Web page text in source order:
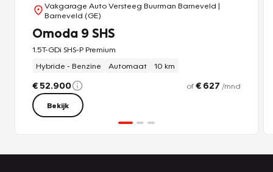
Vakgarage Auto Versteeg Buurman Barneveld |
Barneveld (GE)
Omoda 9 SHS
1.5T-GDi SHS-P Premium
Hybride - Benzine
Automaat 10 km
€ 52.900 of€ 627 /mnd
Bekijk